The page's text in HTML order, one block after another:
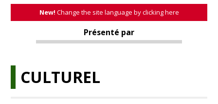
New! Change the site language by clicking here
Présenté par
CULTUREL